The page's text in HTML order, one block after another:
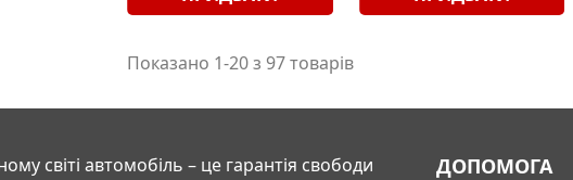
Показано 1-20 з 97 товарів
світі автомобіль – це гарантія свободи
ДОПОМОГА